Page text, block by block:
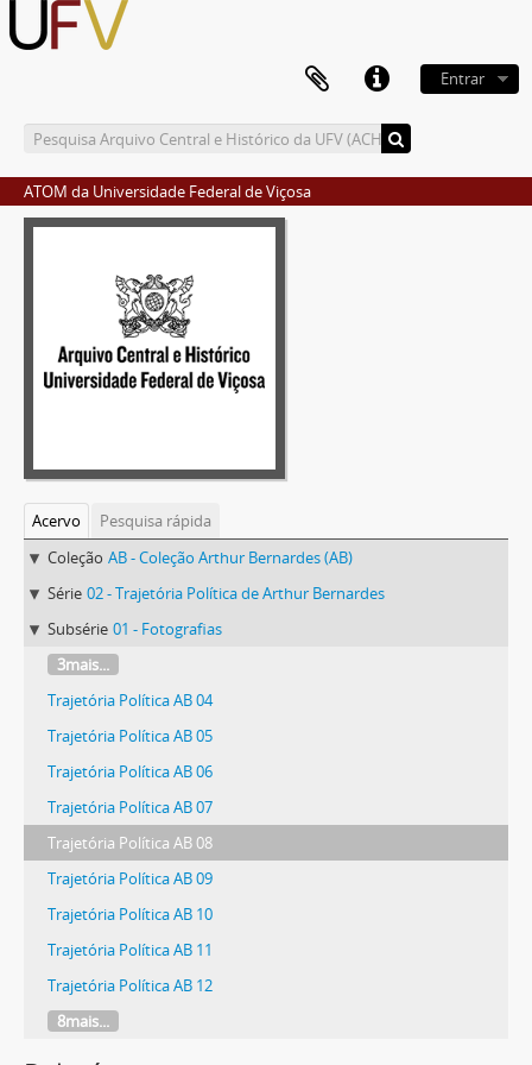
Entrar
ATOM da Universidade Federal de Viçosa
Acervo
Pesquisa rápida
Coleção AB - Coleção Arthur Bernardes (AB)
Série 02 - Trajetória Política de Arthur Bernardes
Subsérie 01 - Fotografias
3mais...
Trajetória Política AB 04
Trajetória Política AB 05
Trajetória Política AB 06
Trajetória Política AB 07
Trajetória Política AB 08
Trajetória Política AB 09
Trajetória Política AB 10
Trajetória Política AB 11
Trajetória Política AB 12
8mais...